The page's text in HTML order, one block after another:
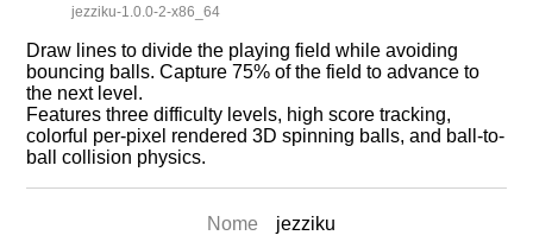
jezziku-1.0.0-2-x86_64
Draw lines to divide the playing field while avoiding
bouncing balls. Capture 75% of the field to advance to
the next level.
Features three difficulty levels, high score tracking,
colorful per-pixel rendered 3D spinning balls, and ball-to-
ball collision physics.
Nome
jezziku